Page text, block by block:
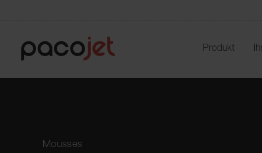
Produkt
Mousses